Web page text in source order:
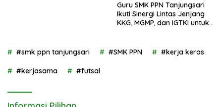
Guru SMK PPN Tanjungsari
Ikuti Sinergi Lintas Jenjang
KKG, MGMP, dan IGTKI untuk
#smk ppn tanjungsari
#SMK PPN #kerja keras
#kerjasama #futsal